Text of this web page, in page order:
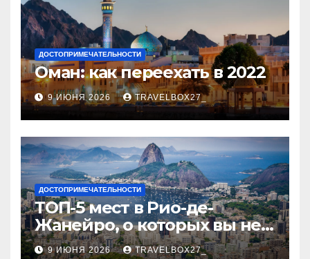
ДОСТОПРИМЕЧАТЕЛЬНОСТИ
Оман: как переехать в 2022
9 ИЮНЯ 2026 TRAVELBOX27_
ДОСТОПРИМЕЧАТЕЛЬНОСТИ
ТОП-5 мест в Рио-де-
Жанейро, о которых вы не
знали
9 ИЮНЯ 2026 TRAVELBOX27_